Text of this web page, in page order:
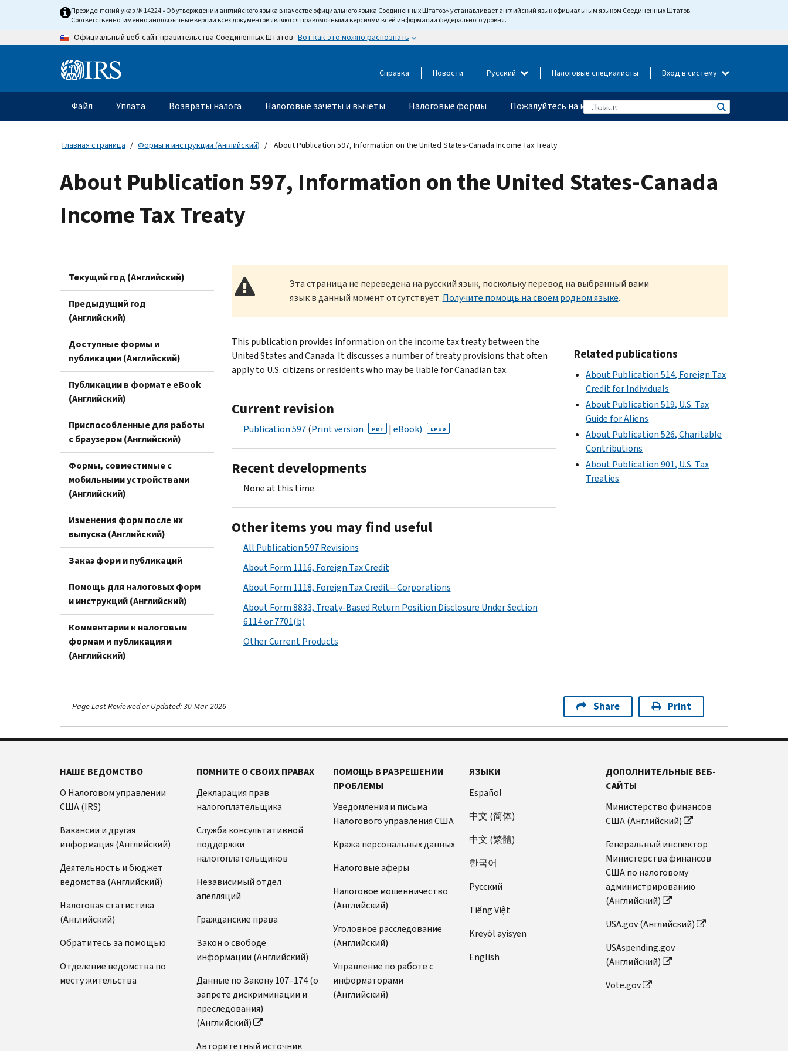
content
Президентский указ № 14224 «Об утверждении английского языка в качестве официального языка Соединенных Штатов» устанавливает английский язык официальным языком Соединенных Штатов.
Соответственно, именно англоязычные версии всех документов являются правомочными версиями всей информации федерального уровня.
Официальный веб-сайт правительства Соединенных Штатов Вот как это можно распознать
Information Справка Новости Русский Налоговые специалисты Вход в систему
Главное
меню
Файл Уплата Возвраты налога Налоговые зачеты и вычеты Налоговые формы Пожалуйтесь на мошенничество
Главная страница Формы и инструкции (Английский) About Publication 597, Information on the United States-Canada Income Tax Treaty
About Publication 597, Information on the United States-Canada
Income Tax Treaty
Текущий год (Английский)
Предыдущий год
(Английский)
Доступные формы и
публикации (Английский)
Публикации в формате eBook
(Английский)
Приспособленные для работы
с браузером (Английский)
Формы, совместимые с
мобильными устройствами
(Английский)
Изменения форм после их
выпуска (Английский)
Заказ форм и публикаций
Помощь для налоговых форм
и инструкций (Английский)
Комментарии к налоговым
формам и публикациям
(Английский)
Эта страница не переведена на русский язык, поскольку перевод на выбранный вами
язык в данный момент отсутствует. Получите помощь на своем родном языке.
This publication provides information on the income tax treaty between the
United States and Canada. It discusses a number of treaty provisions that often
apply to U.S. citizens or residents who may be liable for Canadian tax.
Current revision
Publication 597(Print version PDF | eBook) EPUB
Recent developments
None at this time.
Other items you may find useful
All Publication 597 Revisions
About Form 1116, Foreign Tax Credit
About Form 1118, Foreign Tax Credit—Corporations
About Form 8833, Treaty-Based Return Position Disclosure Under Section
6114 or 7701(b)
Other Current Products
Related publications
About Publication 514, Foreign Tax
Credit for Individuals
About Publication 519, U.S. Tax
Guide for Aliens
About Publication 526, Charitable
Contributions
About Publication 901, U.S. Tax
Treaties
Page Last Reviewed or Updated: 30-Mar-2026 Share Print
НАШЕ ВЕДОМСТВО
О Налоговом управлении
США (IRS)
Вакансии и другая
информация (Английский)
Деятельность и бюджет
ведомства (Английский)
Налоговая статистика
(Английский)
Обратитесь за помощью
Отделение ведомства по
месту жительства
ПОМНИТЕ О СВОИХ ПРАВАХ
Декларация прав
налогоплательщика
Служба консультативной
поддержки
налогоплательщиков
Независимый отдел
апелляций
Гражданские права
Закон о свободе
информации (Английский)
Данные по Закону 107–174 (о
запрете дискриминации и
преследования)
(Английский)
Авторитетный источник
ПОМОЩЬ В РАЗРЕШЕНИИ
ПРОБЛЕМЫ
Уведомления и письма
Налогового управления США
Кража персональных данных
Налоговые аферы
Налоговое мошенничество
(Английский)
Уголовное расследование
(Английский)
Управление по работе с
информаторами
(Английский)
ЯЗЫКИ
Español
中文 (简体)
中文 (繁體)
한국어
Pусский
Tiếng Việt
Kreyòl ayisyen
English
ДОПОЛНИТЕЛЬНЫЕ ВЕБ-
САЙТЫ
Министерство финансов
США (Английский)
Генеральный инспектор
Министерства финансов
США по налоговому
администрированию
(Английский)
USA.gov (Английский)
USAspending.gov
(Английский)
Vote.gov